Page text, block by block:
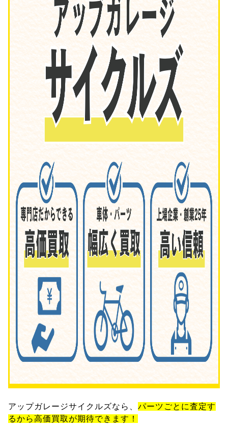
アップガレージサイクルズなら、 パーツごとに査定す
るから高価買取が期待できます！